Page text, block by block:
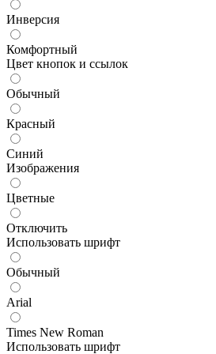
Инверсия
Комфортный
Цвет кнопок и ссылок
Обычный
Красный
Синий
Изображения
Цветные
Отключить
Использовать шрифт
Обычный
Arial
Times New Roman
Использовать шрифт